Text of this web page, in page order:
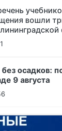
вошли
осадков:
9 августа